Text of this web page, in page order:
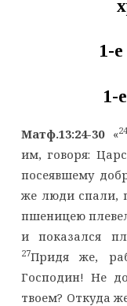
1-
1-
Матф.13:24-30«
им, говоря:
посеявшему
же люди спали,
пшеницею
и показался
27Придя же,
Господин! Не
твоем? Откуда